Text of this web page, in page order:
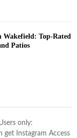
Wakefield: Top-Rated
Patios
only:
get Instagram Access